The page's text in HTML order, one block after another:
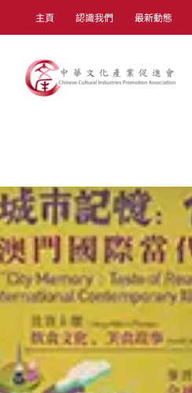
to
content
主頁 認識我們 最新動態